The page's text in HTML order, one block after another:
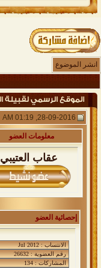
انشر الموضوع
معلومات العضو
عقاب العتيبي
إحصائية العضو